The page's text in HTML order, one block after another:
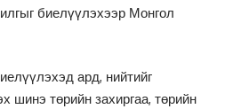
биелүүлэхээр Монгол
ард, нийтийг
шинэ төрийн захиргаа, төрийн